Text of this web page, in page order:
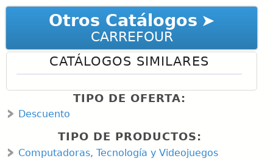
Otros Catálogos
CARREFOUR
CATÁLOGOS SIMILARES
TIPO DE OFERTA:
Descuento
TIPO DE PRODUCTOS:
Computadoras, Tecnología y Videojuegos